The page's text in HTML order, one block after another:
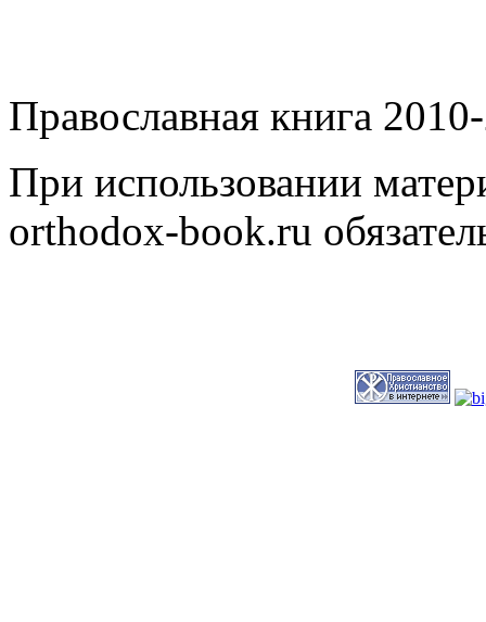
Православная книга
При использовании
orthodox-book.ru